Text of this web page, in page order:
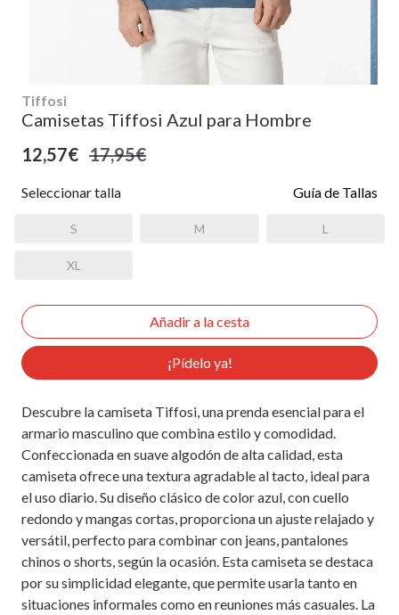
Tiffosi
Camisetas Tiffosi Azul para Hombre
12,57€ 17,95€
Seleccionar talla Guía de Tallas
S M L
XL
¡Pídelo ya!
Descubre la camiseta Tiffosi, una prenda esencial para el
armario masculino que combina estilo y comodidad.
Confeccionada en suave algodón de alta calidad, esta
camiseta ofrece una textura agradable al tacto, ideal para
el uso diario. Su diseño clásico de color azul, con cuello
redondo y mangas cortas, proporciona un ajuste relajado y
versátil, perfecto para combinar con jeans, pantalones
chinos o shorts, según la ocasión. Esta camiseta se destaca
por su simplicidad elegante, que permite usarla tanto en
situaciones informales como en reuniones más casuales. La